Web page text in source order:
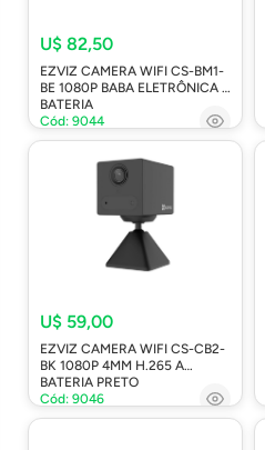
U$ 82,50
EZVIZ CAMERA WIFI CS-BM1-
BE 1080P BABA ELETRÔNICA A
BATERIA
Cód: 9044
U$ 59,00
EZVIZ CAMERA WIFI CS-CB2-
BK 1080P 4MM H.265 A
BATERIA PRETO
Cód: 9046